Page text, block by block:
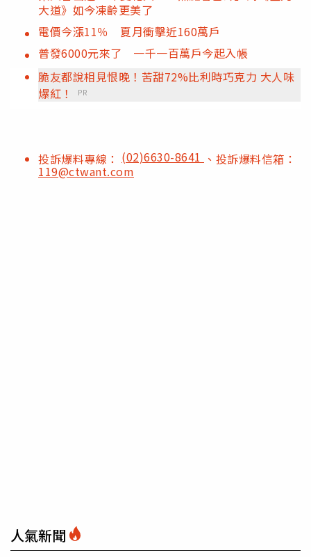
大道》如今凍齡更美了
電價今漲11％ 夏月衝擊近160萬戶
普發6000元來了 一千一百萬戶今起入帳
脆友都說相見恨晚！苦甜72%比利時巧克力 大人味
爆紅！
PR
投訴爆料專線： (02)6630-8641 、投訴爆料信箱：
119@ctwant.com
人氣新聞